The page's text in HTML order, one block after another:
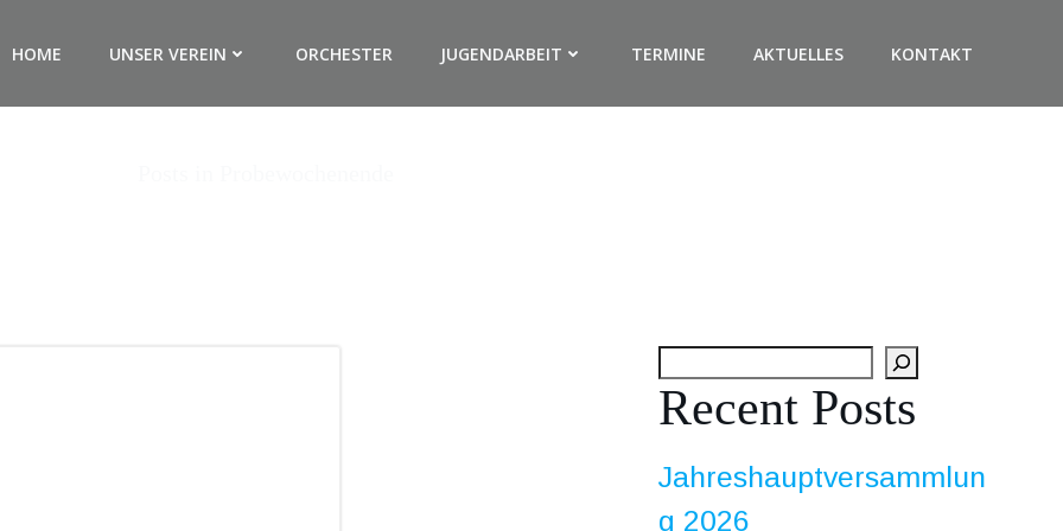
HOME UNSER VEREIN ORCHESTER JUGENDARBEIT TERMINE AKTUELLES KONTAKT
Recent Posts
Jahreshauptversammlun
g 2026